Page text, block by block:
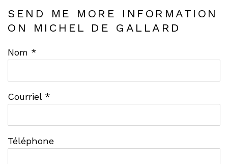
SEND ME MORE INFORMATION
ON MICHEL DE GALLARD
Nom *
Courriel *
Téléphone